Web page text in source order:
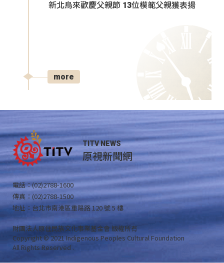
新北烏來歡慶父親節 13位模範父親獲表揚
more
TITV NEWS
原視新聞網
電話：(02)2788-1600
傳真：(02)2788-1500
地址：台北市南港區重陽路 120 號 5 樓
財團法人原住民族文化事業基金會 版權所有
Copyright © 2021 Indigenous Peoples Cultural Foundation
All Rights Reserved .